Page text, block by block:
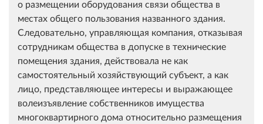
о размещении оборудования связи общества в
местах общего пользования названного здания.
Следовательно, управляющая компания, отказывая
сотрудникам общества в допуске в технические
помещения здания, действовала не как
самостоятельный хозяйствующий субъект, а как
лицо, представляющее интересы и выражающее
волеизъявление собственников имущества
многоквартирного дома относительно размещения